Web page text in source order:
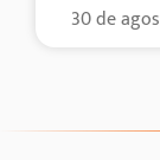
30 de